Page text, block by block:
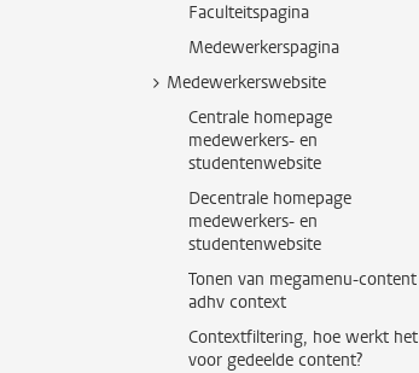
Faculteitspagina
Medewerkerspagina
Medewerkerswebsite
Centrale homepage
medewerkers- en
studentenwebsite
Decentrale homepage
medewerkers- en
studentenwebsite
Tonen van megamenu-content
adhv context
Contextfiltering, hoe werkt het
voor gedeelde content?